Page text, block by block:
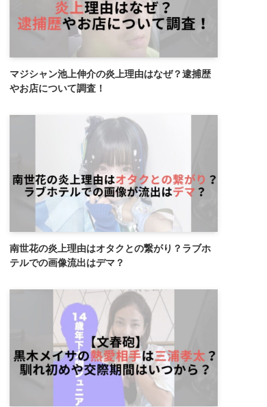
マジシャン池上伸介の炎上理由はなぜ？逮捕歴
やお店について調査！
南世花の炎上理由はオタクとの繋がり？ラブホ
テルでの画像流出はデマ？